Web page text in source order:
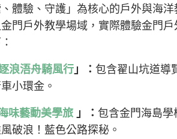
體驗、守護」為核心的戶外與海
門戶外教學場域，實際體驗金門
浪浯舟騎風行 」： 包含翟山坑道導
小環金。
味藝動美學旅 」： 包含金門海島
破浪！藍色公路探秘。